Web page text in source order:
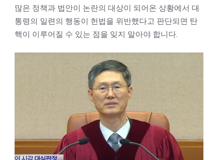
많은 정책과 법안이 논란의 대상이 되어온 상황에서 대
통령의 일련의 행동이 헌법을 위반했다고 판단되면 탄
핵이 이루어질 수 있는 점을 잊지 말아야 합니다.